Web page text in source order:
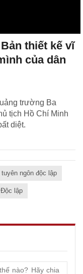
thiết kế vĩ
của dân
trường Ba
tịch Hồ Chí Minh
diệt.
tuyên ngôn độc lập
Độc lập